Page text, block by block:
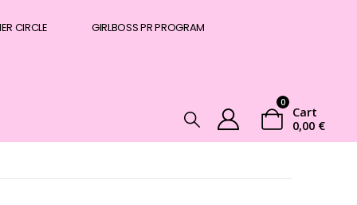
CIRCLE GIRLBOSS PR PROGRAM
0
Cart
0,00 €